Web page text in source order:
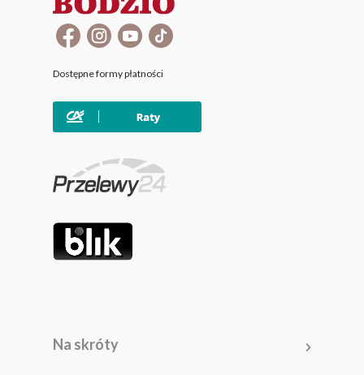
Dostępne formy płatności
Na skróty